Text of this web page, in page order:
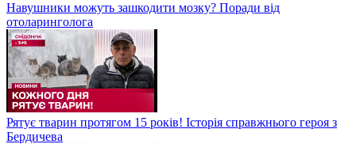
Навушники можуть зашкодити мозку? Поради від
отоларинголога
Рятує тварин протягом 15 років! Історія справжнього героя з
Бердичева